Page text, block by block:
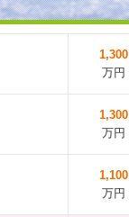
1,300
万円
1,300
万円
1,100
万円